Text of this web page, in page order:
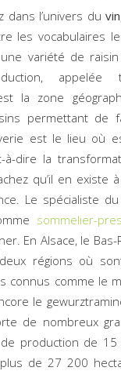
dans l’univers duvin
les vocabulaires
variété de raisin
appelée
la zone
permettant de
est le lieu où
à-dire la
qu’il en existe
Le spécialiste
sommelier-
En Alsace, le
régions où
connus comme le
le
de nombreux
production de 15
plus de 27 200